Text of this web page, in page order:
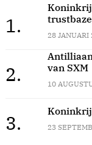
1. 28 JANUARI
2.
van SXM
10
3. 23